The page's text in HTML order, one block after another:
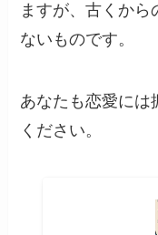
ますが、古くから
ないものです。
あなたも恋愛には
ください。